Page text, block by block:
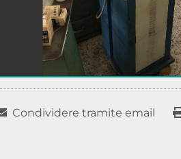
Condividere tramite email